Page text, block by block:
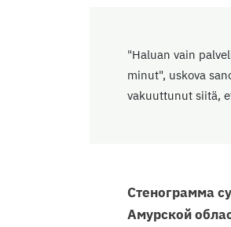
"Haluan vain
minut", uskova
vakuuttunut siitä,
Стенограмма
Амурской